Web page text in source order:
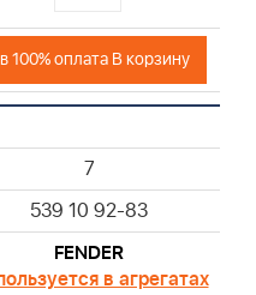
100% оплата В корзину
7
539 10 92-83
FENDER
в агрегатах